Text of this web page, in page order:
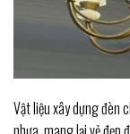
Vật liệu xây dựng đèn